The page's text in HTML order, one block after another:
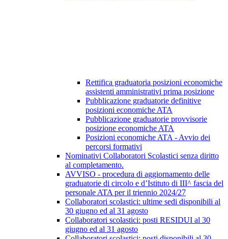
Rettifica graduatoria posizioni economiche
assistenti amministrativi prima posizione
Pubblicazione graduatorie definitive
posizioni economiche ATA
Pubblicazione graduatorie provvisorie
posizione economiche ATA
Posizioni economiche ATA - Avvio dei
percorsi formativi
Nominativi Collaboratori Scolastici senza diritto
al completamento.
AVVISO - procedura di aggiornamento delle
graduatorie di circolo e d’Istituto di III^ fascia del
personale ATA per il triennio 2024/27
Collaboratori scolastici: ultime sedi disponibili al
30 giugno ed al 31 agosto
Collaboratori scolastici: posti RESIDUI al 30
giugno ed al 31 agosto